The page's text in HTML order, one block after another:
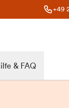
+49
& FAQ